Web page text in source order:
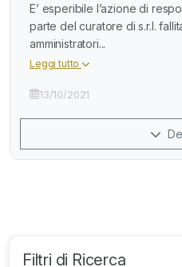
Filtri di Ricerca
E’ esperibile l’azione di
parte del curatore di s.r.l.
amministratori...
Leggi tutto
13/10/2021